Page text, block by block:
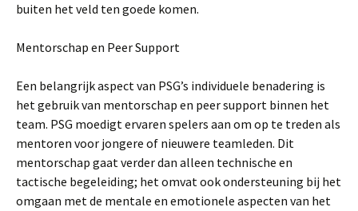
buiten het veld ten goede komen.
Mentorschap en Peer Support
Een belangrijk aspect van PSG’s individuele benadering is
het gebruik van mentorschap en peer support binnen het
team. PSG moedigt ervaren spelers aan om op te treden als
mentoren voor jongere of nieuwere teamleden. Dit
mentorschap gaat verder dan alleen technische en
tactische begeleiding; het omvat ook ondersteuning bij het
omgaan met de mentale en emotionele aspecten van het